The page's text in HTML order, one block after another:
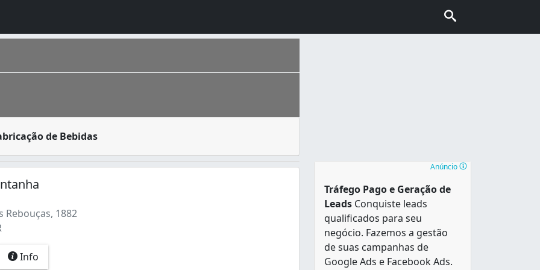
de Bebidas
fundada em 1693 por bandeirantes e, a partir da criação da estrada que ligava Sorocaba e Viamão , tornou-se
Rebouças, 1882
Info
Anúncio
Tráfego Pago e Geração de
Leads Conquiste leads
qualificados para seu
negócio. Fazemos a gestão
de suas campanhas de
Google Ads e Facebook Ads.